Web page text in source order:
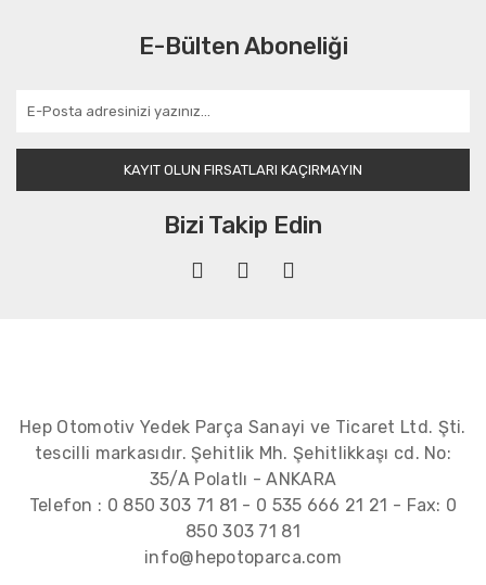
E-Bülten Aboneliği
KAYIT OLUN FIRSATLARI KAÇIRMAYIN
Bizi Takip Edin
Hep Otomotiv Yedek Parça Sanayi ve Ticaret Ltd. Şti.
tescilli markasıdır. Şehitlik Mh. Şehitlikkaşı cd. No:
35/A Polatlı - ANKARA
Telefon : 0 850 303 71 81 - 0 535 666 21 21 - Fax: 0
850 303 71 81
info@hepotoparca.com